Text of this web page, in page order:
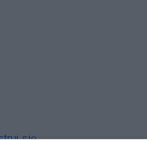
się